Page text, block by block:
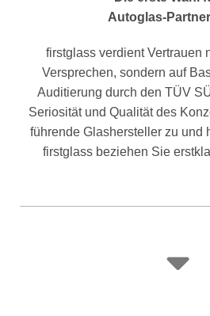
Autoglas-
firstglass verdient Vertrauen
Versprechen, sondern auf
Auditierung durch den TÜV
Seriosität und Qualität des
führende Glashersteller zu und
firstglass beziehen Sie